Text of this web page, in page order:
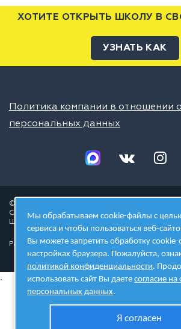
ХОТИТЕ ОТКРЫТЬ ШКОЛУ В
УЗНАТЬ КАК
Политика компании в отношении
персональных данных
© 2026 ШЦТ
Сеть центров молодёжного инновационного
Школа цифровых технологий
Разработано в студии
.
Мы обрабатываем cookie-файлы с
сервиса и чтобы пользоваться веб-
Вы можете запретить обработку
настройках браузера. Пожалуйста,
политикой конфиденциальности.
использовать сайт Вы даетесогласие
персональных данных.
Я согласен